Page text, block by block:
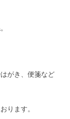
がき、便箋など
ります。